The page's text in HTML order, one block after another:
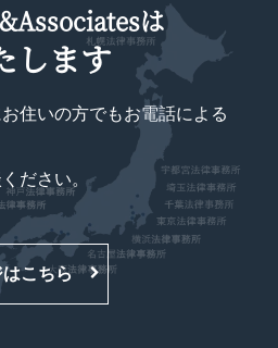
は
します
住いの方でもお電話による
ださい。
こちら